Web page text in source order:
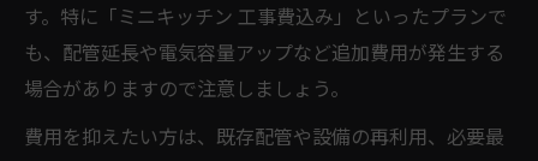
す。特に「ミニキッチン 工事費込み」といったプランで
も、配管延長や電気容量アップなど追加費用が発生する
場合がありますので注意しましょう。
費用を抑えたい方は、既存配管や設備の再利用、必要最